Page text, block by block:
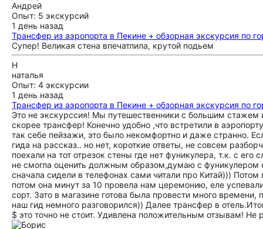
Андрей
Опыт: 5 экскурсий
1 день назад
Трансфер из аэропорта в Пекине + обзорная экскурсия по
Супер! Великая стена впечатлила, крутой подьем
Н
наталья
Опыт: 4 экскурсии
1 день назад
Трансфер из аэропорта в Пекине + обзорная экскурсия по
Это не экскурссия! Мы путешественники с большим стажем
скорее трансфер! Конечно удобно ,что встретили в
так себе пейзажи, это было некомфортно и даже странно.
гида на рассказ.. но нет, короткие ответы, не совсем
поехали на тот отрезок стены где нет фуникулера, т.к. с
не смогла оценить должным образом,думаю с
сначала сидели в телефонах сами читали про Китай)))
потом она минут за 10 провела нам церемонию, еле
сорт. Зато в магазине готова была провести много
наш гид немного разговорился)) Далее трансфер в
$ это точно не стоит. Удивлена положительным отзывам! Не